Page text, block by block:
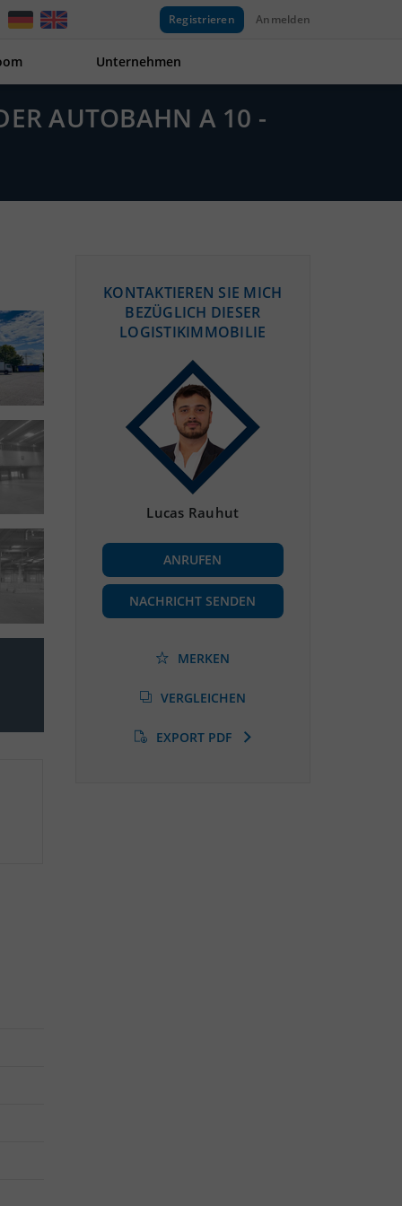
Registrieren Anmelden
Unternehmen
AUTOBAHN A 10 -
KONTAKTIEREN SIE MICH
BEZÜGLICH DIESER
LOGISTIKIMMOBILIE
Lucas Rauhut
ANRUFEN
NACHRICHT SENDEN
MERKEN
VERGLEICHEN
EXPORT PDF